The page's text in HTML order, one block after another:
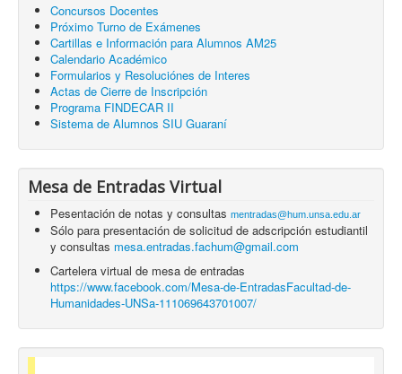
Concursos Docentes
Próximo Turno de Exámenes
Cartillas e Información para Alumnos AM25
Calendario Académico
Formularios y Resoluciónes de Interes
Actas de Cierre de Inscripción
Programa FINDECAR II
Sistema de Alumnos SIU Guaraní
Mesa de Entradas Virtual
Pesentación de notas y consultas mentradas@hum.unsa.edu.ar
Sólo para presentación de solicitud de adscripción estudiantil
y consultas mesa.entradas.fachum@gmail.com
Cartelera virtual de mesa de entradas
https://www.facebook.com/Mesa-de-EntradasFacultad-de-
Humanidades-UNSa-111069643701007/